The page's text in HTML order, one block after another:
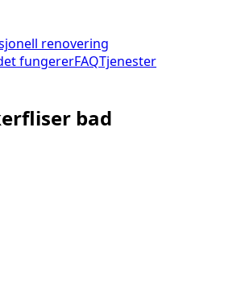
renovering
fungererFAQTjenester
bad